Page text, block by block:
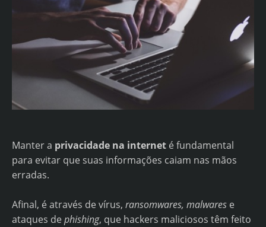
Manter a privacidade na internet é fundamental
para evitar que suas informações caiam nas mãos
erradas.
Afinal, é através de vírus, ransomwares, malwares e
ataques de phishing, que hackers maliciosos têm feito